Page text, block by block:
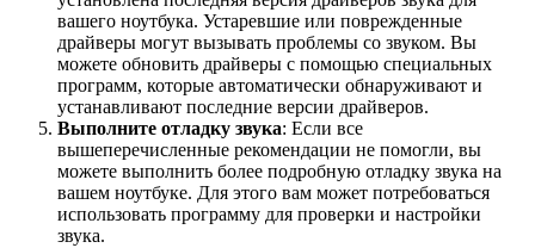
вашего ноутбука. Устаревшие или поврежденные
драйверы могут вызывать проблемы со звуком. Вы
можете обновить драйверы с помощью специальных
программ, которые автоматически обнаруживают и
устанавливают последние версии драйверов.
Выполните отладку звука: Если все
вышеперечисленные рекомендации не помогли, вы
можете выполнить более подробную отладку звука на
вашем ноутбуке. Для этого вам может потребоваться
использовать программу для проверки и настройки
звука.